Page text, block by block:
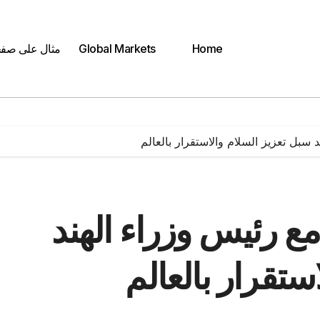
Home
Global Markets مثال على
تعزيز السلام والاستقرار بالعالم
رئيس وزراء الهند
بالعالم